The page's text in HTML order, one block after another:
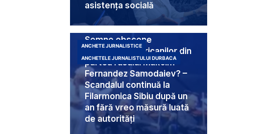
asistența socială
Semne obscene
destinate americanilor din
partea rusului Makcim
Fernandez Samodaiev? –
Scandalul continuă la
Filarmonica Sibiu după un
an fără vreo măsură luată
de autorități
ANCHETE JURNALISTICE
ANCHETELE JURNALISTULUI DURBACA